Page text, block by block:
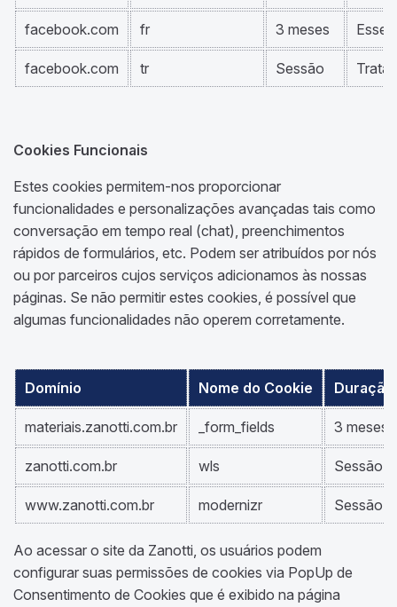
facebook.com fr 3 meses Esse
facebook.com tr Sessão
Cookies Funcionais
Estes cookies permitem-nos proporcionar
funcionalidades e personalizações avançadas tais como
conversação em tempo real (chat), preenchimentos
rápidos de formulários, etc. Podem ser atribuídos por nós
ou por parceiros cujos serviços adicionamos às nossas
páginas. Se não permitir estes cookies, é possível que
algumas funcionalidades não operem corretamente.
Domínio Nome do Cookie Duração
materiais.zanotti.com.br _form_fields 3 meses
zanotti.com.br wls Sessão
www.zanotti.com.br modernizr Sessão
Ao acessar o site da Zanotti, os usuários podem
configurar suas permissões de cookies via PopUp de
Consentimento de Cookies que é exibido na página